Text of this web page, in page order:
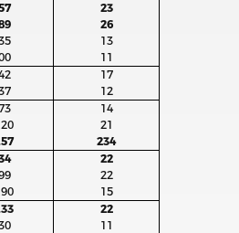
23
26
13
11
17
12
14
21
234
22
22
15
22
11